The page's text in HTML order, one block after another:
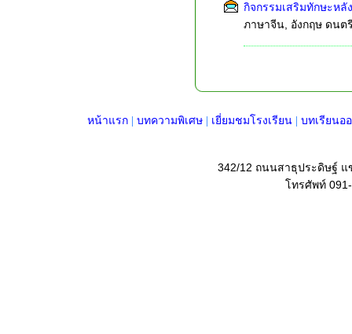
กิจกรรมเสริมทักษะหลั
ภาษาจีน, อังกฤษ ดนต
หน้าแรก| บทความพิเศษ| เยี่ยมชมโรงเรียน| บทเรียนอ
342/12 ถนนสาธุประดิษฐ์ แ
โทรศัพท์